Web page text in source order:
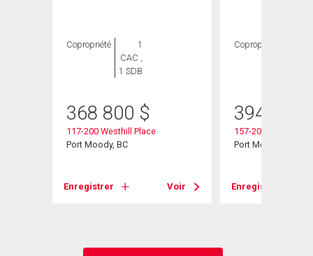
Copropriété
1
CAC ,
1 SDB
368 800 $
117-200 Westhill Place
Port Moody, BC
Enregistrer Voir
Copropriété
394 900
157-200 Westhill
Port Moody, BC
Enregistrer